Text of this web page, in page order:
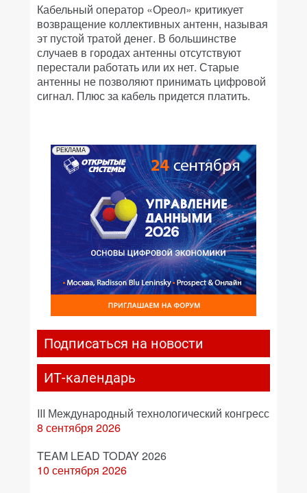
Кабельный оператор «Ореол» критикует
возвращение коллективных антенн, называя
эт пустой тратой денег. В большинстве
случаев в городах антенны отсутствуют
перестали работать или их нет. Старые
антенны не позволяют принимать цифровой
сигнал. Плюс за кабель придется платить.
РЕКЛАМА
Подписаться на новости
ИТ-календарь
III Международный технологический конгресс
8 сентября 2026
TEAM LEAD TODAY 2026
10 сентября 2026